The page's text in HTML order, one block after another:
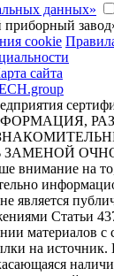
данных»
cookie
сайта
внимание на
является
Статьи
материалов с
на источник.